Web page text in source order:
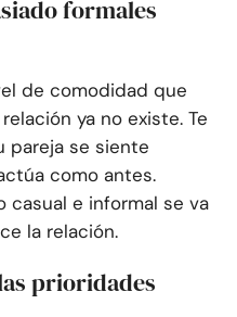
formales
de comodidad que
ya no existe. Te
pareja se siente
como antes.
casual e informal se va
la relación.
prioridades